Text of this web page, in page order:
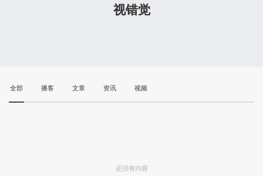
视错觉
全部 播客 文章 资讯 视频
还没有内容